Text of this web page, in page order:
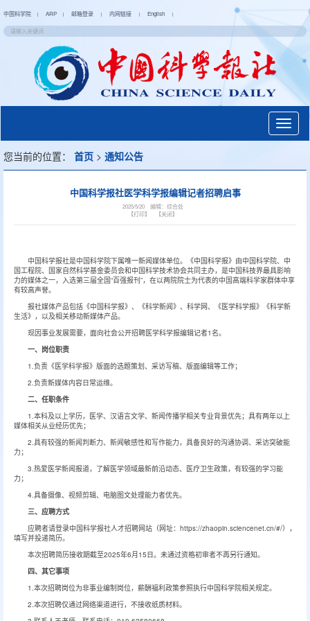
中国科学院 | ARP | 邮箱登录 | 内网链接 | English |
您当前的位置：
首页 > 通知公告
中国科学报社医学科学报编辑记者招聘启事
2025/5/20
编辑：综合处
【打印】
【关闭】
中国科学报社是中国科学院下属唯一新闻媒体单位。《中国科学报》由中国科学院、中
国工程院、国家自然科学基金委员会和中国科学技术协会共同主办，是中国科技界最具影响
力的媒体之一，入选第三届全国“百强报刊”，在以两院院士为代表的中国高端科学家群体中享
有较高声誉。
报社媒体产品包括《中国科学报》、《科学新闻》、科学网、《医学科学报》《科学新
生活》，以及相关移动新媒体产品。
现因事业发展需要，面向社会公开招聘医学科学报编辑记者1名。
一、岗位职责
1.负责《医学科学报》版面的选题策划、采访写稿、版面编辑等工作；
2.负责新媒体内容日常运维。
二、任职条件
1.本科及以上学历，医学、汉语言文学、新闻传播学相关专业背景优先；具有两年以上
媒体相关从业经历优先；
2.具有较强的新闻判断力、新闻敏感性和写作能力，具备良好的沟通协调、采访突破能
力；
3.热爱医学新闻报道，了解医学领域最新前沿动态、医疗卫生政策，有较强的学习能
力；
4.具备摄像、视频剪辑、电脑图文处理能力者优先。
三、应聘方式
应聘者请登录中国科学报社人才招聘网站（网址：https://zhaopin.sciencenet.cn/#/），
填写并投递简历。
本次招聘简历接收期截至2025年6月15日。未通过资格初审者不再另行通知。
四、其它事项
1.本次招聘岗位为非事业编制岗位，薪酬福利政策参照执行中国科学院相关规定。
2.本次招聘仅通过网络渠道进行，不接收纸质材料。